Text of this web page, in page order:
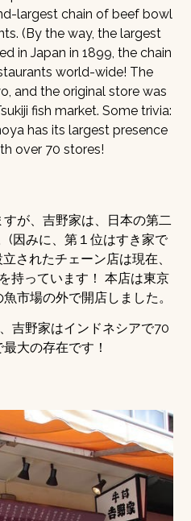
largest chain of beef bowl
(By the way, the largest
in Japan in 1899, the chain
world-wide! The
and the original store was
fish market. Some trivia:
has its largest presence
over 70 stores!
が、吉野家は、日本の第二
(因みに、第１位はすき家で
されたチェーン店は現在、
持っています！ 本店は東京
市場の外で開店しました。
吉野家はインドネシアで70
大の存在です！